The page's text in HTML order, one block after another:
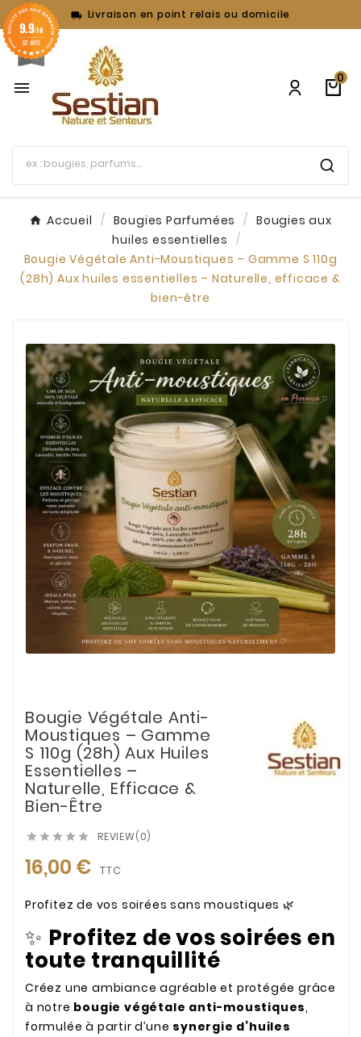
 Livraison en point relais ou domicile

0
Accueil Bougies Parfumées
Bougies aux
huiles essentielles
Bougie Végétale Anti-Moustiques – Gamme S 110g
(28h) Aux huiles essentielles – Naturelle, efficace &
bien-être
Bougie Végétale Anti-
Moustiques – Gamme
S 110g (28h) Aux Huiles
Essentielles –
Naturelle, Efficace &
Bien-Être
     REVIEW(0)
16,00 € TTC
Profitez de vos soirées sans moustiques 🌿
✨ Profitez de vos soirées en
toute tranquillité
Créez une ambiance agréable et protégée grâce
à notre bougie végétale anti-moustiques,
formulée à partir d’une synergie d’huiles
9.9/10
62 AVIS